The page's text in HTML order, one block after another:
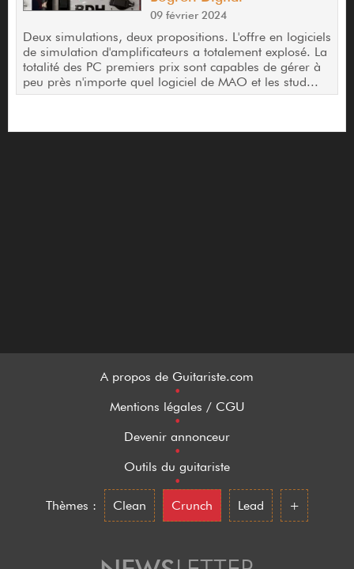
09 février 2024
Deux simulations, deux propositions. L'offre en logiciels
de simulation d'amplificateurs a totalement explosé. La
totalité des PC premiers prix sont capables de gérer à
peu près n'importe quel logiciel de MAO et les stud...
A propos de Guitariste.com
•
Mentions légales / CGU
•
Devenir annonceur
•
Outils du guitariste
•
Thèmes :
Clean Crunch Lead +